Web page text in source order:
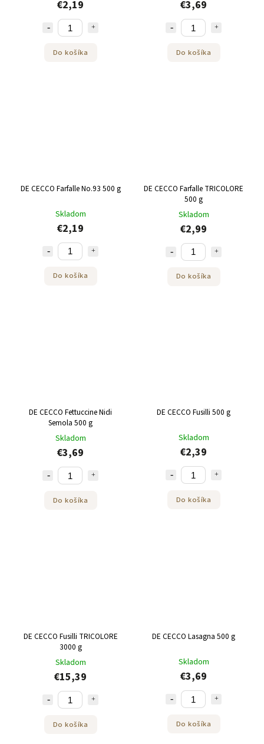
€2,19
Do košíka
€3,69
Do košíka
DE CECCO Farfalle No.93 500 g
Skladom
€2,19
Do košíka
DE CECCO Farfalle TRICOLORE
500 g
Skladom
€2,99
Do košíka
DE CECCO Fettuccine Nidi
Semola 500 g
Skladom
€3,69
Do košíka
DE CECCO Fusilli 500 g
Skladom
€2,39
Do košíka
DE CECCO Fusilli TRICOLORE
3000 g
Skladom
€15,39
Do košíka
DE CECCO Lasagna 500 g
Skladom
€3,69
Do košíka